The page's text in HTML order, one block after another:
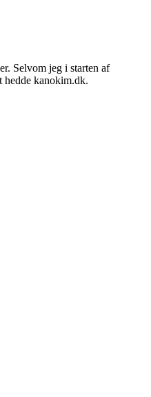
Selvom jeg i starten af
hedde kanokim.dk.